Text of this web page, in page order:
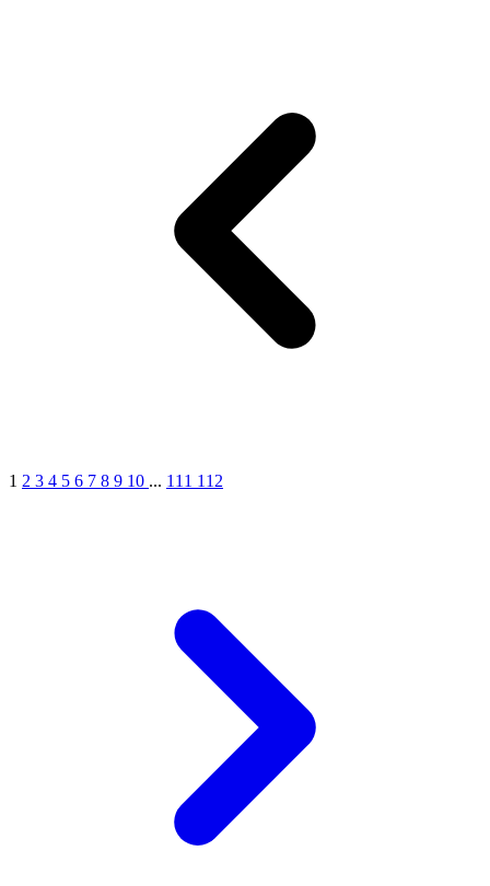
1 2 3 4 5 6 7 8 9 10 ... 111 112